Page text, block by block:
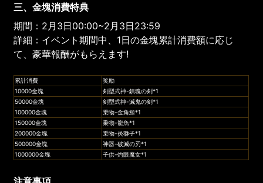
三、金塊消費特典
期間：2月3日00:00~2月3日23:59
詳細：イベント期間中、1日の金塊累計消費額に応じ
て、豪華報酬がもらえます!
累計消費
奖励
10000金塊
剣型式神-鎮魂の剣*1
50000金塊
剣型式神-滅鬼の剣*1
100000金塊
乗物-金角鯨*1
150000金塊
乗物-龍魚*1
200000金塊
乗物-炎獅子*1
500000金塊
神器-破滅の刃*1
1000000金塊
子供-灼眼魔女*1